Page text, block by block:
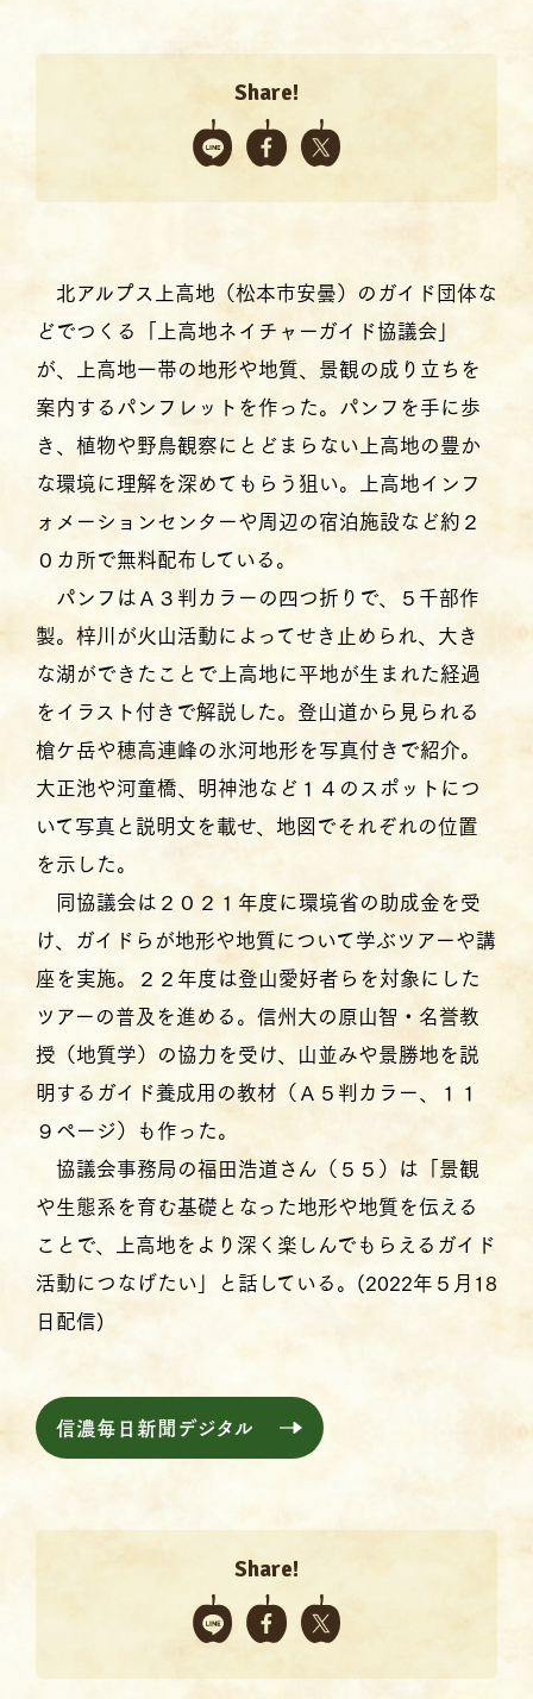
Share!
北アルプス上高地（松本市安曇）のガイド団体な
どでつくる「上高地ネイチャーガイド協議会」
が、上高地一帯の地形や地質、景観の成り立ちを
案内するパンフレットを作った。パンフを手に歩
き、植物や野鳥観察にとどまらない上高地の豊か
な環境に理解を深めてもらう狙い。上高地インフ
ォメーションセンターや周辺の宿泊施設など約２
０カ所で無料配布している。
パンフはＡ３判カラーの四つ折りで、５千部作
製。梓川が火山活動によってせき止められ、大き
な湖ができたことで上高地に平地が生まれた経過
をイラスト付きで解説した。登山道から見られる
槍ケ岳や穂高連峰の氷河地形を写真付きで紹介。
大正池や河童橋、明神池など１４のスポットにつ
いて写真と説明文を載せ、地図でそれぞれの位置
を示した。
同協議会は２０２１年度に環境省の助成金を受
け、ガイドらが地形や地質について学ぶツアーや講
座を実施。２２年度は登山愛好者らを対象にした
ツアーの普及を進める。信州大の原山智・名誉教
授（地質学）の協力を受け、山並みや景勝地を説
明するガイド養成用の教材（Ａ５判カラー、１１
９ページ）も作った。
協議会事務局の福田浩道さん（５５）は「景観
や生態系を育む基礎となった地形や地質を伝える
ことで、上高地をより深く楽しんでもらえるガイド
活動につなげたい」と話している。(2022年５月18
日配信)
信濃毎日新聞デジタル
Share!